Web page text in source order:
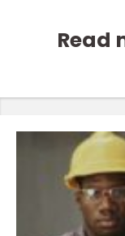
Read